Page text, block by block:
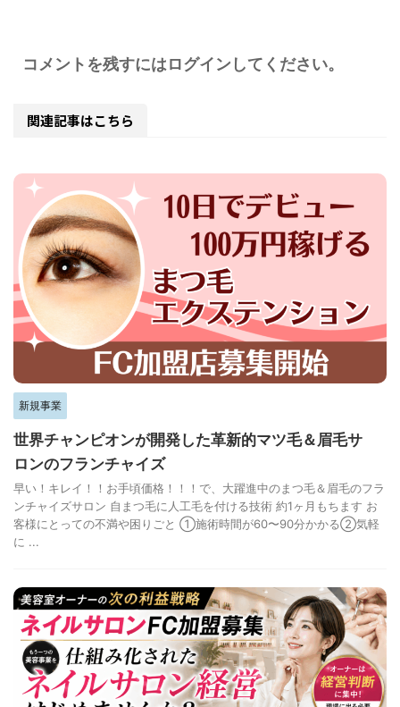
コメントを残すにはログインしてください。
関連記事はこちら
新規事業
世界チャンピオンが開発した革新的マツ毛＆眉毛サ
ロンのフランチャイズ
早い！キレイ！！お手頃価格！！！で、大躍進中のまつ毛＆眉毛のフラ
ンチャイズサロン 自まつ毛に人工毛を付ける技術 約1ヶ月もちます お
客様にとっての不満や困りごと ①施術時間が60〜90分かかる②気軽
に ...